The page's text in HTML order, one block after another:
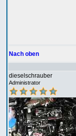
Nach oben
dieselschrauber
Administrator